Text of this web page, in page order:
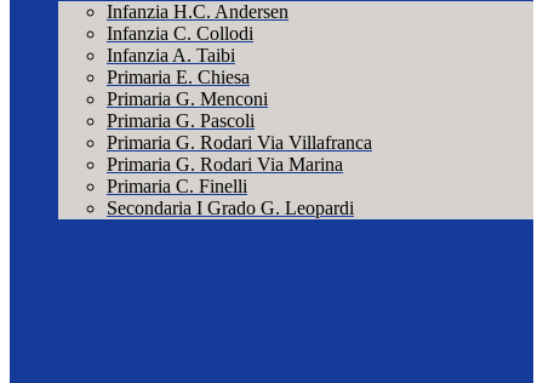
Infanzia H.C. Andersen
Infanzia C. Collodi
Infanzia A. Taibi
Primaria E. Chiesa
Primaria G. Menconi
Primaria G. Pascoli
Primaria G. Rodari Via Villafranca
Primaria G. Rodari Via Marina
Primaria C. Finelli
Secondaria I Grado G. Leopardi